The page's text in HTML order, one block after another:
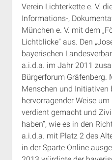
Verein Lichterkette e. V.
Informations-,
München e. V. mit dem
Lichtblicke“ aus. Den
bayerischen
a.i.d.a. im Jahr 2011
Bürgerforum Gräfenberg.
Menschen und Initiativen
hervorragender Weise
verdient gemacht und
haben“, wie es in den
a.i.d.a. mit Platz 2 des
in der Sparte Online